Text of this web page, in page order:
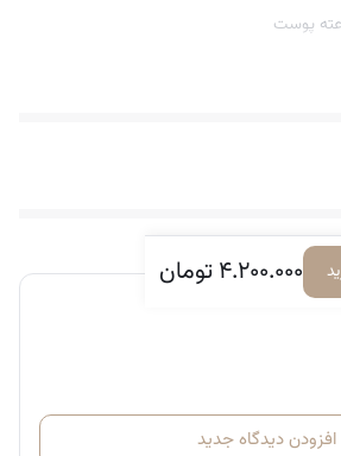
به خصوص پوست های خشک و حساس
پوست
۴.۲۰۰.۰۰۰تومان
افزودن دیدگاه جدید